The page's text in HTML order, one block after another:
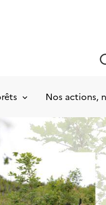
Nos actions,